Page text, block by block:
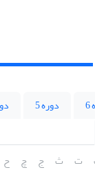
دوره 5
ت ث ج چ ح